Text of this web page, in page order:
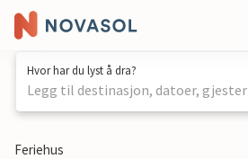
Hvor har du lyst å dra?
Legg til destinasjon, datoer, gjester
1 / 19
Feriehus